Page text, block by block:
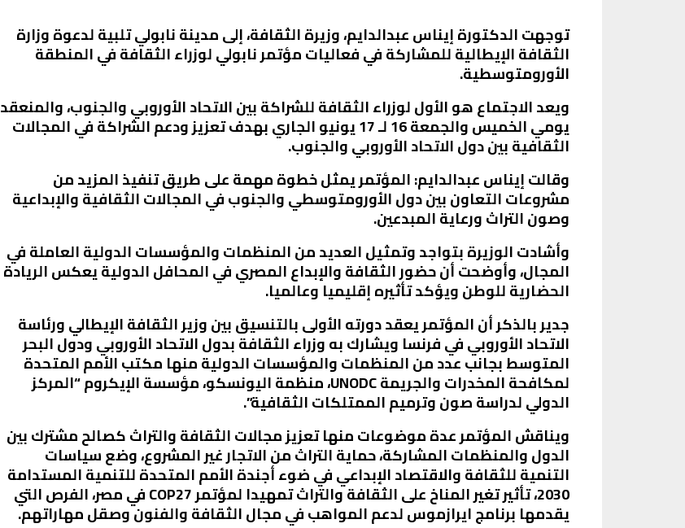
توجهت الدكتورة إيناس عبدالدايم، وزيرة الثقافة، إلى مدينة نابولي تلبية لدعوة وزارة
الثقافة الإيطالية للمشاركة في فعاليات مؤتمر نابولي لوزراء الثقافة في المنطقة
الأورومتوسطية.
ويعد الاجتماع هو الأول لوزراء الثقافة للشراكة بين الاتحاد الأوروبي والجنوب، والمنعقد
يومي الخميس والجمعة 16 لـ 17 يونيو الجاري بهدف تعزيز ودعم الشراكة في المجالات
الثقافية بين دول الاتحاد الأوروبي والجنوب.
وقالت إيناس عبدالدايم: المؤتمر يمثل خطوة مهمة على طريق تنفيذ المزيد من
مشروعات التعاون بين دول الأورومتوسطي والجنوب في المجالات الثقافية والإبداعية
وصون التراث ورعاية المبدعين.
وأشادت الوزيرة بتواجد وتمثيل العديد من المنظمات والمؤسسات الدولية العاملة في
المجال، وأوضحت أن حضور الثقافة والإبداع المصري في المحافل الدولية يعكس الريادة
الحضارية للوطن ويؤكد تأثيره إقليميا وعالميا.
جدير بالذكر أن المؤتمر يعقد دورته الأولى بالتنسيق بين وزير الثقافة الإيطالي ورئاسة
الاتحاد الأوروبي في فرنسا ويشارك به وزراء الثقافة بدول الاتحاد الأوروبي ودول البحر
المتوسط بجانب عدد من المنظمات والمؤسسات الدولية منها مكتب الأمم المتحدة
لمكافحة المخدرات والجريمة UNODC، منظمة اليونسكو، مؤسسة الإيكروم “المركز
الدولي لدراسة صون وترميم الممتلكات الثقافية”.
ويناقش المؤتمر عدة موضوعات منها تعزيز مجالات الثقافة والتراث كصالح مشترك بين
الدول والمنظمات المشاركة، حماية التراث من الاتجار غير المشروع، وضع سياسات
التنمية للثقافة والاقتصاد الإبداعي في ضوء أجندة الأمم المتحدة للتنمية المستدامة
2030، تأثير تغير المناخ على الثقافة والتراث تمهيدا لمؤتمر COP27 في مصر، الفرص التي
يقدمها برنامج ايرازموس لدعم المواهب في مجال الثقافة والفنون وصقل مهاراتهم.